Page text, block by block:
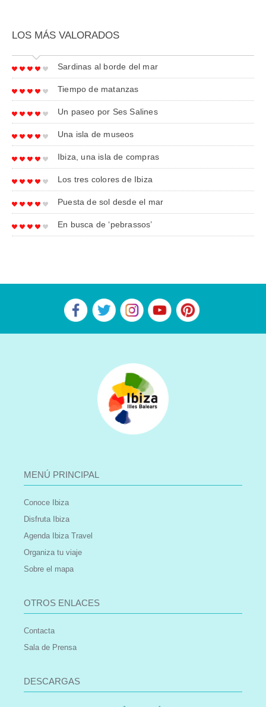
LOS MÁS VALORADOS
Sardinas al borde del mar
Tiempo de matanzas
Un paseo por Ses Salines
Una isla de museos
Ibiza, una isla de compras
Los tres colores de Ibiza
Puesta de sol desde el mar
En busca de ‘pebrassos’
MENÚ PRINCIPAL
Conoce Ibiza
Disfruta Ibiza
Agenda Ibiza Travel
Organiza tu viaje
Sobre el mapa
OTROS ENLACES
Contacta
Sala de Prensa
DESCARGAS